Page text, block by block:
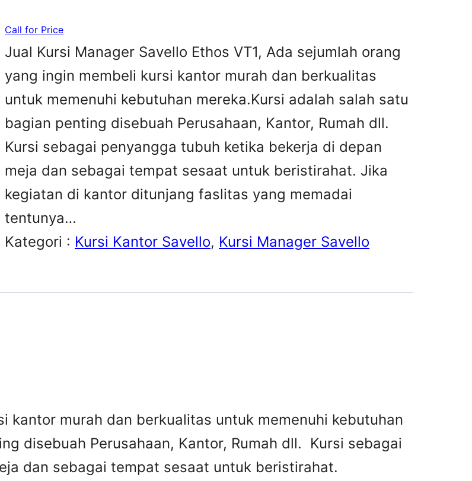
Call for Price
Jual Kursi Manager Savello Ethos VT1, Ada sejumlah orang
yang ingin membeli kursi kantor murah dan berkualitas
untuk memenuhi kebutuhan mereka.Kursi adalah salah satu
bagian penting disebuah Perusahaan, Kantor, Rumah dll.
Kursi sebagai penyangga tubuh ketika bekerja di depan
meja dan sebagai tempat sesaat untuk beristirahat. Jika
kegiatan di kantor ditunjang faslitas yang memadai
tentunya…
Kategori : Kursi Kantor Savello, Kursi Manager Savello
kantor murah dan berkualitas untuk memenuhi kebutuhan
disebuah Perusahaan, Kantor, Rumah dll. Kursi sebagai
dan sebagai tempat sesaat untuk beristirahat.